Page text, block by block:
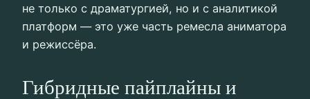
не только с драматургией, но и с аналитикой
платформ — это уже часть ремесла аниматора
и режиссёра.
Гибридные пайплайны и